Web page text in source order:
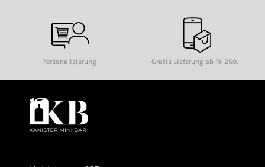
Personalisierung Gratis Lieferung ab Fr. 250.-